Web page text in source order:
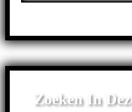
Zoeken In